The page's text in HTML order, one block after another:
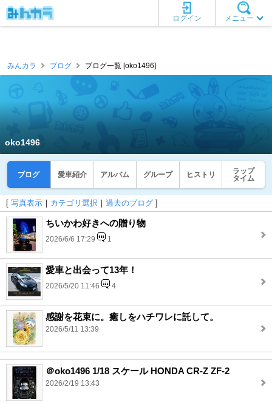
メニュー
ログイン
みんカラ ブログ ブログ一覧 [oko1496]
oko1496
ブログ 愛車紹介 アルバム グループ ヒストリ
ラップ
タイム
[ 写真表示 ｜ カテゴリ選択 ｜ 過去のブログ ]
ちいかわ好きへの贈り物
2026/6/6 17:29 1
愛車と出会って13年！
2026/5/20 11:46 4
感謝を花束に。癒しをハチワレに託して。
2026/5/11 13:39
＠oko1496 1/18 スケール HONDA CR-Z ZF-2
2026/2/19 13:43